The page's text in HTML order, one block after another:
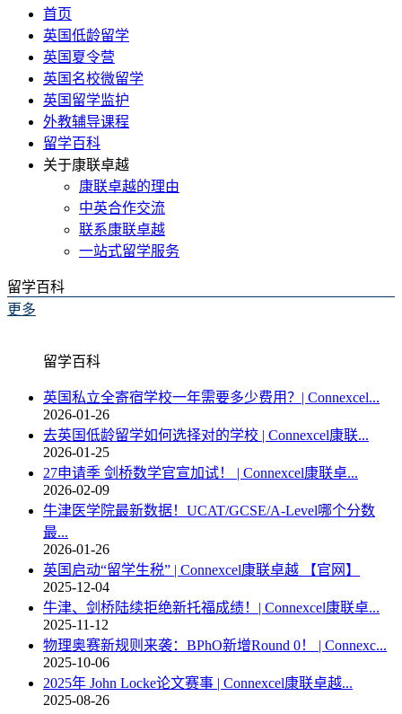
首页
英国低龄留学
英国夏令营
英国名校微留学
英国留学监护
外教辅导课程
留学百科
关于康联卓越
康联卓越的理由
中英合作交流
联系康联卓越
一站式留学服务
留学百科
更多
留学百科
英国私立全寄宿学校一年需要多少费用？| Connexcel...
2026-01-26
去英国低龄留学如何选择对的学校 | Connexcel康联...
2026-01-25
27申请季 剑桥数学官宣加试！ | Connexcel康联卓...
2026-02-09
牛津医学院最新数据！UCAT/GCSE/A-Level哪个分数
最...
2026-01-26
英国启动“留学生税” | Connexcel康联卓越 【官网】
2025-12-04
牛津、剑桥陆续拒绝新托福成绩！| Connexcel康联卓...
2025-11-12
物理奥赛新规则来袭：BPhO新增Round 0！ | Connexc...
2025-10-06
2025年 John Locke论文赛事 | Connexcel康联卓越...
2025-08-26